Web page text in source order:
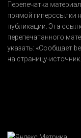
Перепечатка
прямой гиперссылки
публикации. Эта
перепечатанного
указать: «Сообщает
на страницу-источник.